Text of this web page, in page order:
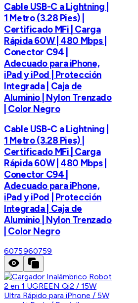
Cable USB-C a Lightning |
1 Metro (3.28 Pies) |
Certificado MFi | Carga
Rápida 60W | 480 Mbps |
Conector C94 |
Adecuado para iPhone,
iPad y iPod | Protección
Integrada | Caja de
Aluminio | Nylon Trenzado
| Color Negro
Cable USB-C a Lightning |
1 Metro (3.28 Pies) |
Certificado MFi | Carga
Rápida 60W | 480 Mbps |
Conector C94 |
Adecuado para iPhone,
iPad y iPod | Protección
Integrada | Caja de
Aluminio | Nylon Trenzado
| Color Negro
6075960759